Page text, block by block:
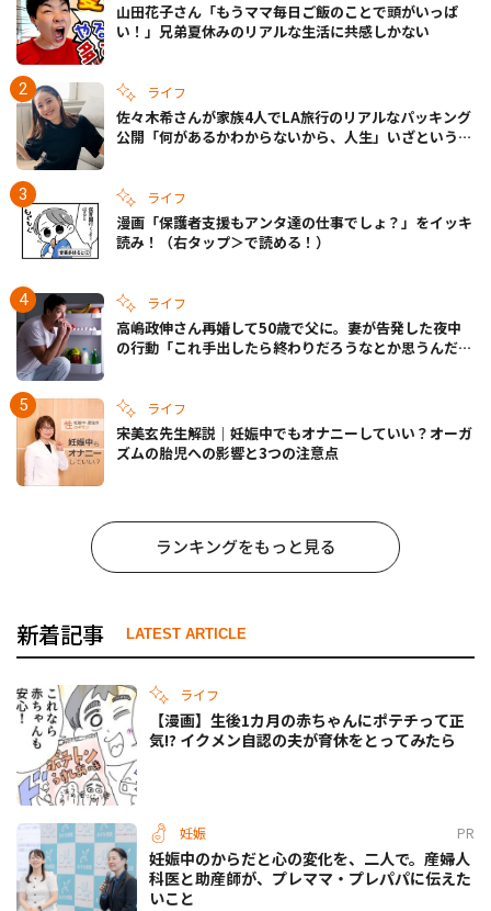
山田花子さん「もうママ毎日ご飯のことで頭がいっぱ
い！」兄弟夏休みのリアルな生活に共感しかない
ライフ
佐々木希さんが家族4人でLA旅行のリアルなパッキング
公開「何があるかわからないから、人生」いざというと
ライフ
漫画「保護者支援もアンタ達の仕事でしょ？」をイッキ
読み！（右タップ＞で読める！）
ライフ
高嶋政伸さん再婚して50歳で父に。妻が告発した夜中
の行動「これ手出したら終わりだろうなとか思うんだけ
ライフ
宋美玄先生解説｜妊娠中でもオナニーしていい？オーガ
ズムの胎児への影響と3つの注意点
ランキングをもっと見る
新着記事 LATEST ARTICLE
ライフ
【漫画】生後1カ月の赤ちゃんにポテチって正
気!? イクメン自認の夫が育休をとってみたら
妊娠 PR
妊娠中のからだと心の変化を、二人で。産婦人
科医と助産師が、プレママ・プレパパに伝えた
いこと